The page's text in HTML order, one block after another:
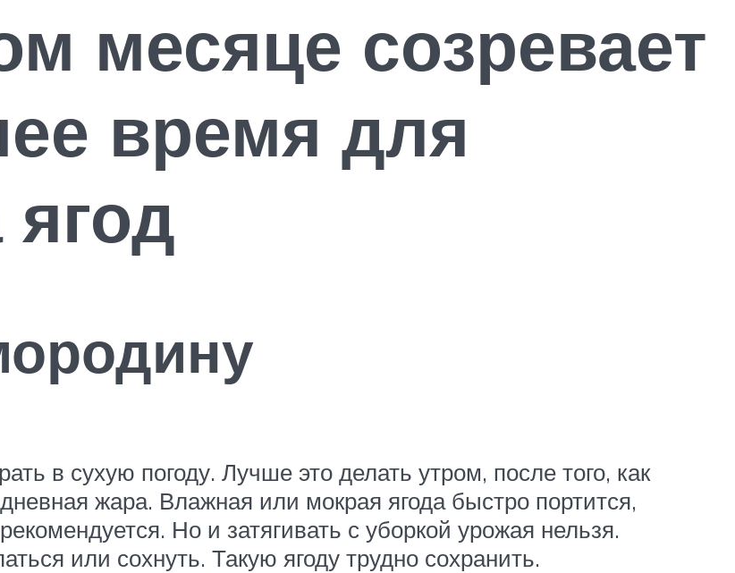
месяце созревает
время для
в сухую погоду. Лучше это делать утром, после того, как
жара. Влажная или мокрая ягода быстро портится,
Но и затягивать с уборкой урожая нельзя.
или сохнуть. Такую ягоду трудно сохранить.